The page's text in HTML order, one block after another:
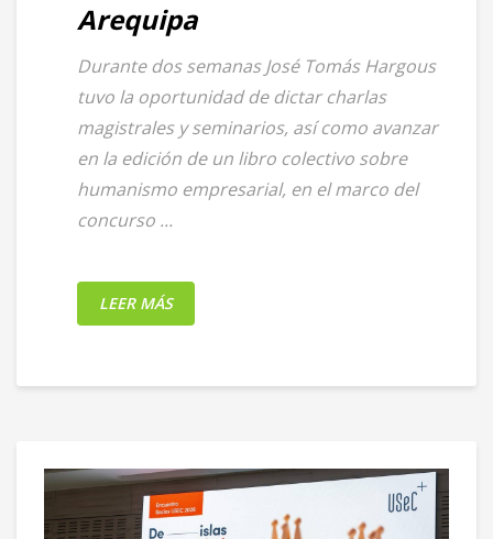
Arequipa
Durante dos semanas José Tomás Hargous
tuvo la oportunidad de dictar charlas
magistrales y seminarios, así como avanzar
en la edición de un libro colectivo sobre
humanismo empresarial, en el marco del
concurso ...
LEER MÁS